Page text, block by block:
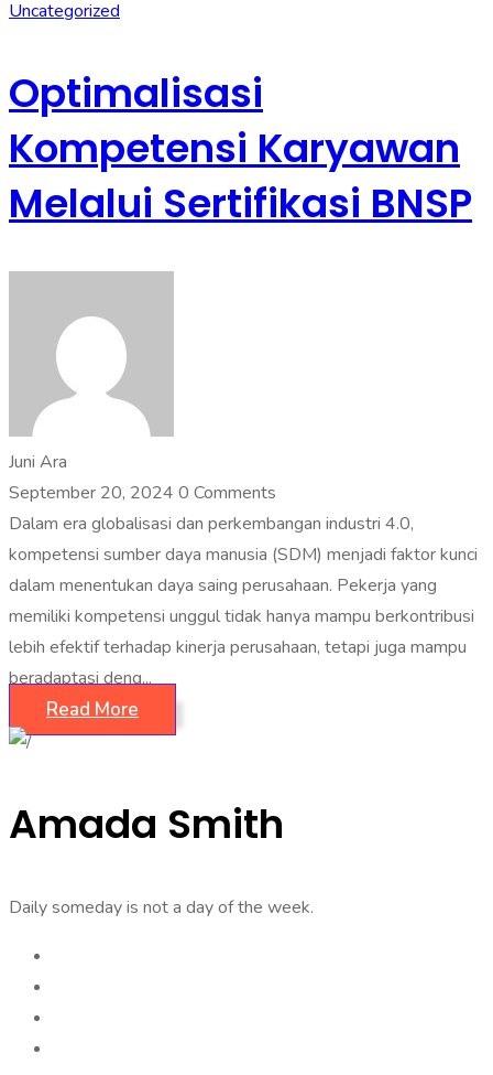
Uncategorized
Optimalisasi
Kompetensi Karyawan
Melalui Sertifikasi BNSP
Juni Ara
September 20, 2024 0 Comments
Dalam era globalisasi dan perkembangan industri 4.0,
kompetensi sumber daya manusia (SDM) menjadi faktor kunci
dalam menentukan daya saing perusahaan. Pekerja yang
memiliki kompetensi unggul tidak hanya mampu berkontribusi
lebih efektif terhadap kinerja perusahaan, tetapi juga mampu
beradaptasi deng...
Read More
Amada Smith
Daily someday is not a day of the week.